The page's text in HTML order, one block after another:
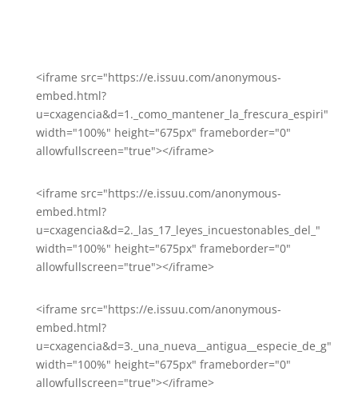
<iframe src="https://e.issuu.com/anonymous-
embed.html?
u=cxagencia&d=1._como_mantener_la_frescura_espiri"
width="100%" height="675px" frameborder="0"
allowfullscreen="true"></iframe>
<iframe src="https://e.issuu.com/anonymous-
embed.html?
u=cxagencia&d=2._las_17_leyes_incuestonables_del_"
width="100%" height="675px" frameborder="0"
allowfullscreen="true"></iframe>
<iframe src="https://e.issuu.com/anonymous-
embed.html?
u=cxagencia&d=3._una_nueva__antigua__especie_de_g"
width="100%" height="675px" frameborder="0"
allowfullscreen="true"></iframe>